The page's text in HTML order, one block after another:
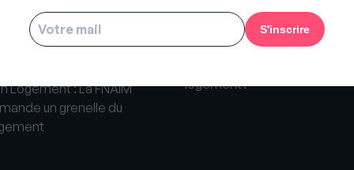
Logement : La FNAIM
un grenelle du
logement?